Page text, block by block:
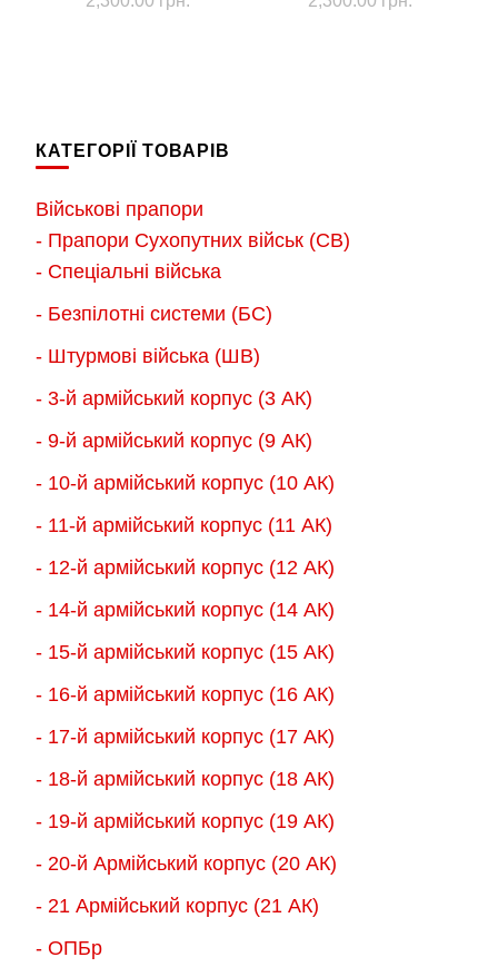
варіантів.
можна
вибрати
сторінці
товару
КАТЕГОРІЇ ТОВАРІВ
Військові прапори
- Прапори Сухопутних військ (СВ)
- Спеціальні війська
- Безпілотні системи (БС)
- Штурмові війська (ШВ)
- 3-й армійський корпус (3 АК)
- 9-й армійський корпус (9 АК)
- 10-й армійський корпус (10 АК)
- 11-й армійський корпус (11 АК)
- 12-й армійський корпус (12 АК)
- 14-й армійський корпус (14 АК)
- 15-й армійський корпус (15 АК)
- 16-й армійський корпус (16 АК)
- 17-й армійський корпус (17 АК)
- 18-й армійський корпус (18 AК)
- 19-й армійський корпус (19 АК)
- 20-й Армійський корпус (20 АК)
- 21 Армійський корпус (21 АК)
- ОПБр